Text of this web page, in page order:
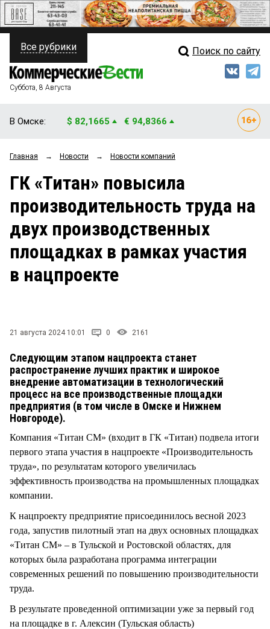
ПОЛИТИКА
ФИНАНСЫ
ОБЩЕСТВО
ЗАКОН
НОВОСТИ КОМПАНИЙ
СТИЛЬ ЖИЗНИ
Свежий выпуск
Мнения
Рейтинги
Блоги
Архив
Все рубрики Поиск по сайту
Суббота, 8 Августа
В Омске: $ 82,1665 € 94,8366
Главная → Новости → Новости компаний
ГК «Титан» повысила
производительность труда на
двух производственных
площадках в рамках участия
в нацпроекте
21 августа 2024 10:01 0 2161
Следующим этапом нацпроекта станет
распространение лучших практик и широкое
внедрение автоматизации в технологический
процесс на все производственные площадки
предприятия (в том числе в Омске и Нижнем
Новгороде).
Компания «Титан СМ» (входит в ГК «Титан) подвела итоги
первого этапа участия в нацпроекте «Производительность
труда», по результатам которого увеличилась
эффективность производства на промышленных площадках
компании.
К нацпроекту предприятие присоединилось весной 2023
года, запустив пилотный этап на двух основных площадках
«Титан СМ» – в Тульской и Ростовской областях, для
которых была разработана программа интеграции
современных решений по повышению производительности
труда.
В результате проведенной оптимизации уже за первый год
на площадке в г. Алексин (Тульская область)